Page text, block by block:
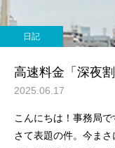
日記
高速料金「深夜
2025.06.17
こんにちは！事務局で
さて表題の件。今ま